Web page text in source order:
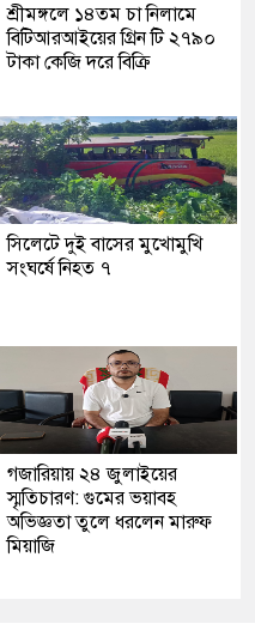
শ্রীমঙ্গলে ১৪তম চা নিলামে
বিটিআরআইয়ের গ্রিন টি ২৭৯০
টাকা কেজি দরে বিক্রি
সিলেটে দুই বাসের মুখোমুখি
সংঘর্ষে নিহত ৭
গজারিয়ায় ২৪ জুলাইয়ের
স্মৃতিচারণ: গুমের ভয়াবহ
অভিজ্ঞতা তুলে ধরলেন মারুফ
মিয়াজি